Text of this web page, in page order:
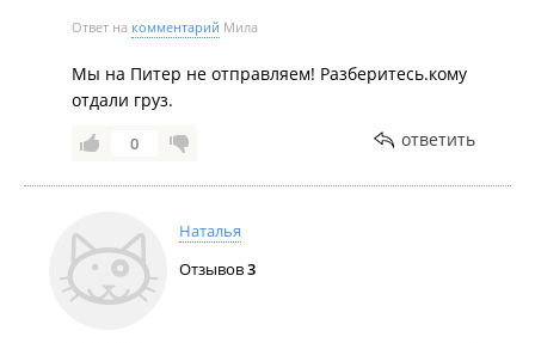
Ответ на комментарий Мила
Мы на Питер не отправляем! Разберитесь.кому
отдали груз.
0 ответить
Наталья
Отзывов3